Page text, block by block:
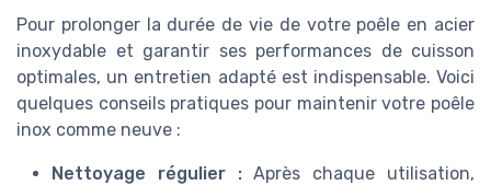
Pour prolonger la durée de vie de votre poêle en acier
inoxydable et garantir ses performances de cuisson
optimales, un entretien adapté est indispensable. Voici
quelques conseils pratiques pour maintenir votre poêle
inox comme neuve :
Nettoyage régulier :Après chaque utilisation,